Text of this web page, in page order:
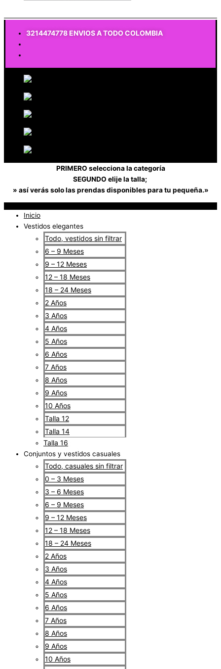
3214474778 ENVIOS A TODO COLOMBIA
PRIMERO selecciona la categoría
SEGUNDO elije la talla;
» así verás solo las prendas disponibles para tu pequeña.»
Inicio
Vestidos elegantes
Todo, vestidos sin filtrar
6 – 9 Meses
9 – 12 Meses
12 – 18 Meses
18 – 24 Meses
2 Años
3 Años
4 Años
5 Años
6 Años
7 Años
8 Años
9 Años
10 Años
Talla 12
Talla 14
Talla 16
Conjuntos y vestidos casuales
Todo, casuales sin filtrar
0 – 3 Meses
3 – 6 Meses
6 – 9 Meses
9 – 12 Meses
12 – 18 Meses
18 – 24 Meses
2 Años
3 Años
4 Años
5 Años
6 Años
7 Años
8 Años
9 Años
10 Años